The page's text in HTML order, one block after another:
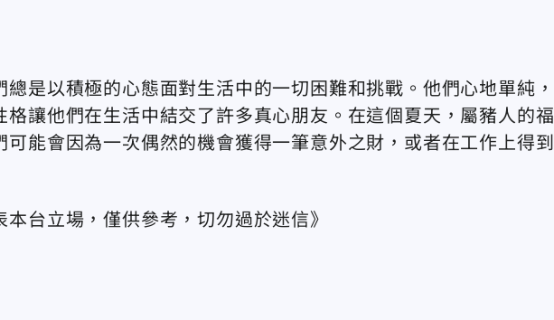
是以積極的心態面對生活中的一切困難和挑戰。他們心地單純，
讓他們在生活中結交了許多真心朋友。在這個夏天，屬豬人的福
能會因為一次偶然的機會獲得一筆意外之財，或者在工作上得到
本台立場，僅供參考，切勿過於迷信》